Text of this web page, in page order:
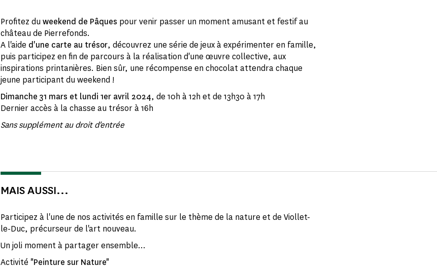
Profitez du weekend de Pâques pour venir passer un moment amusant et festif au
château de Pierrefonds.
A l'aide d'une carte au trésor, découvrez une série de jeux à expérimenter en famille,
puis participez en fin de parcours à la réalisation d'une œuvre collective, aux
inspirations printanières. Bien sûr, une récompense en chocolat attendra chaque
jeune participant du weekend !
Dimanche 31 mars et lundi 1er avril 2024, de 10h à 12h et de 13h30 à 17h
Dernier accès à la chasse au trésor à 16h
Sans supplément au droit d'entrée
MAIS AUSSI...
Participez à l'une de nos activités en famille sur le thème de la nature et de Viollet-
le-Duc, précurseur de l'art nouveau.
Un joli moment à partager ensemble...
Activité "Peinture sur Nature"